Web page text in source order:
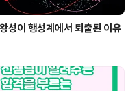
성이 행성계에서 퇴출된 이유